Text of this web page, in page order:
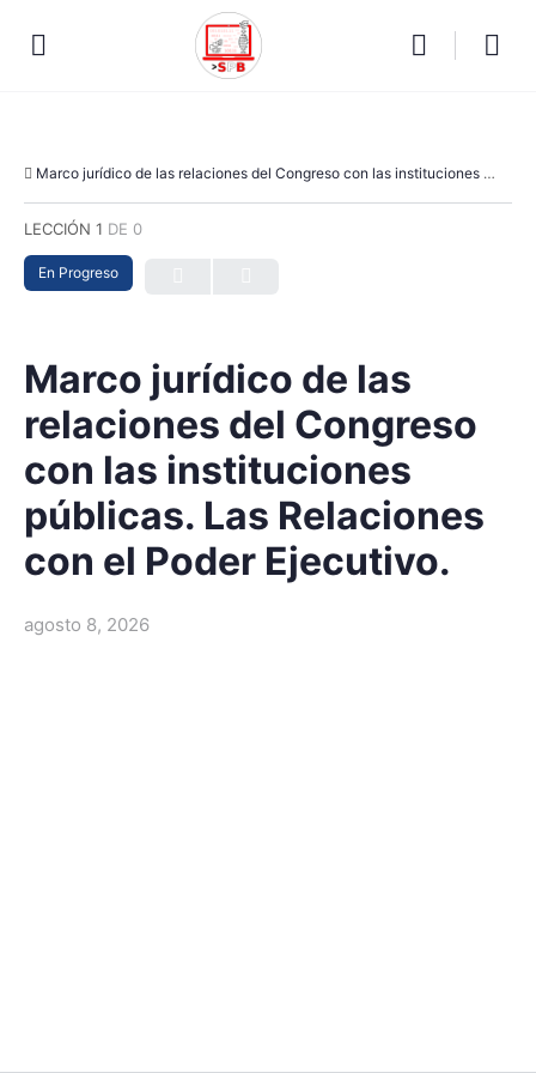
Marco jurídico de las relaciones del Congreso con las instituciones públicas. Las Relaciones con el Poder Ejecutivo.
LECCIÓN 1 DE 0
En Progreso
Marco jurídico de las
relaciones del Congreso
con las instituciones
públicas. Las Relaciones
con el Poder Ejecutivo.
agosto 8, 2026